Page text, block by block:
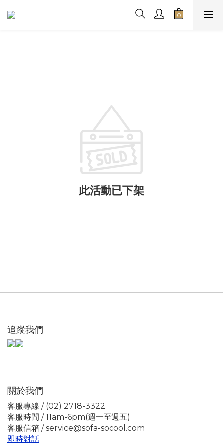
此活動已下架
追蹤我們
關於我們
客服專線 / (02) 2718-3322
客服時間 / 11am-6pm(週一至週五)
客服信箱 / service@sofa-socool.com
即時對話